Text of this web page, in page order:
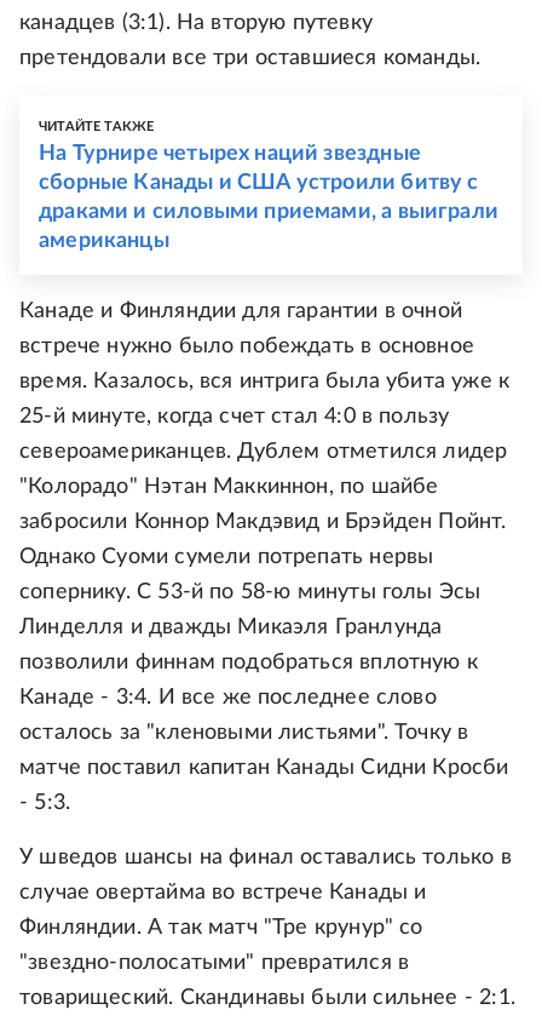
канадцев (3:1). На вторую путевку
претендовали все три оставшиеся команды.
ЧИТАЙТЕ ТАКЖЕ
На Турнире четырех наций звездные
сборные Канады и США устроили битву с
драками и силовыми приемами, а выиграли
американцы
Канаде и Финляндии для гарантии в очной
встрече нужно было побеждать в основное
время. Казалось, вся интрига была убита уже к
25-й минуте, когда счет стал 4:0 в пользу
североамериканцев. Дублем отметился лидер
"Колорадо" Нэтан Маккиннон, по шайбе
забросили Коннор Макдэвид и Брэйден Пойнт.
Однако Суоми сумели потрепать нервы
сопернику. С 53-й по 58-ю минуты голы Эсы
Линделля и дважды Микаэля Гранлунда
позволили финнам подобраться вплотную к
Канаде - 3:4. И все же последнее слово
осталось за "кленовыми листьями". Точку в
матче поставил капитан Канады Сидни Кросби
- 5:3.
У шведов шансы на финал оставались только в
случае овертайма во встрече Канады и
Финляндии. А так матч "Тре крунур" со
"звездно-полосатыми" превратился в
товарищеский. Скандинавы были сильнее - 2:1.